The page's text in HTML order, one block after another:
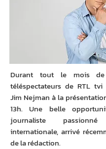
Durant tout le mois
téléspectateurs de RTL
Jim Nejman à la
13h. Une belle
journaliste passionné
internationale, arrivé
de la rédaction.